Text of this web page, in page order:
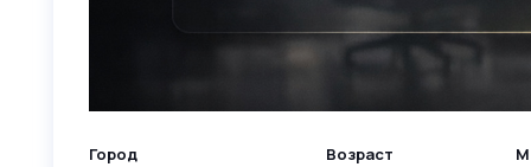
Город Возраст